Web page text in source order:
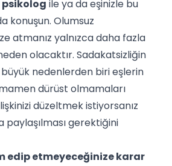
psikolog ile ya da eşinizle bu
konuşun. Olumsuz
atmanız yalnızca daha fazla
olacaktır. Sadakatsizliğin
nedenlerden biri eşlerin
dürüst olmamaları
düzeltmek istiyorsanız
paylaşılması gerektiğini
edip etmeyeceğinize karar